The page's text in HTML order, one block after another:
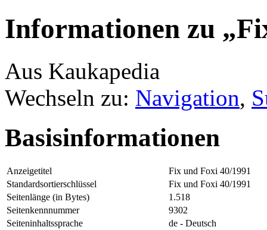
Informationen zu
Aus Kaukapedia
Wechseln zu: Navigation,
Basisinformationen
Anzeigetitel
Fix und Foxi 40/1991
Standardsortierschlüssel
Fix und Foxi 40/1991
Seitenlänge (in Bytes)
1.518
Seitenkennnummer
9302
Seiteninhaltssprache
de - Deutsch